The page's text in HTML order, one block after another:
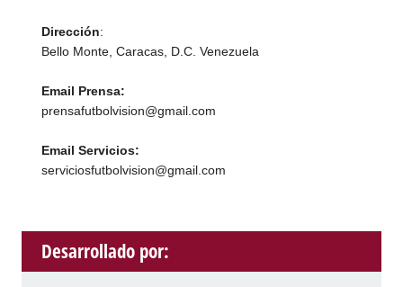
Dirección:
Bello Monte, Caracas, D.C. Venezuela
Email Prensa:
prensafutbolvision@gmail.com
Email Servicios:
serviciosfutbolvision@gmail.com
Desarrollado por: